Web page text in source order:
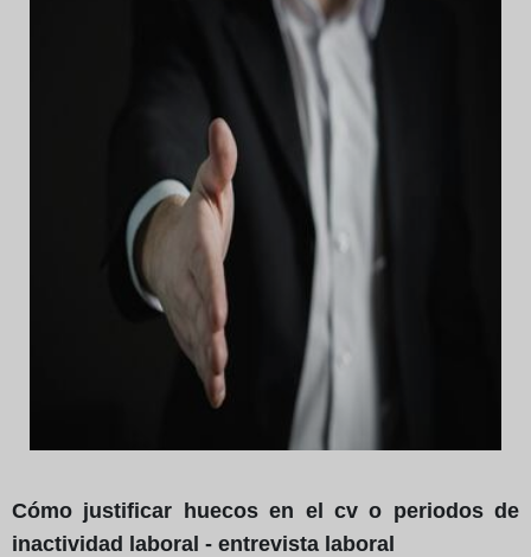
Cómo justificar huecos en el cv o periodos de
inactividad laboral - entrevista laboral